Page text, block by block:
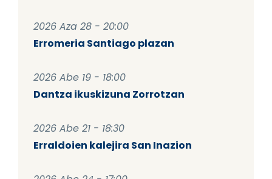
2026 Aza 28 - 20:00
Erromeria Santiago plazan
2026 Abe 19 - 18:00
Dantza ikuskizuna Zorrotzan
2026 Abe 21 - 18:30
Erraldoien kalejira San Inazion